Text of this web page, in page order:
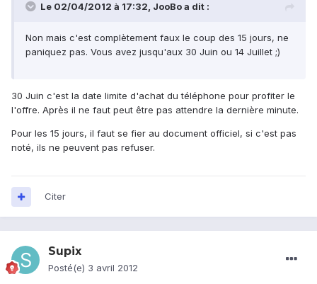
Le 02/04/2012 à 17:32, JooBo a dit :
Non mais c'est complètement faux le coup des 15 jours, ne
paniquez pas. Vous avez jusqu'aux 30 Juin ou 14 Juillet ;)
30 Juin c'est la date limite d'achat du téléphone pour profiter le
l'offre. Après il ne faut peut être pas attendre la dernière minute.
Pour les 15 jours, il faut se fier au document officiel, si c'est pas
noté, ils ne peuvent pas refuser.
Citer
Supix
Posté(e) 3 avril 2012